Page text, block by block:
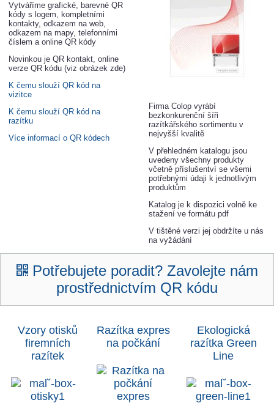
Firma Colop vyrábí
bezkonkurenční šíři
razítkářského sortimentu v
nejvyšší kvalitě
V přehledném katalogu jsou
uvedeny všechny produkty
včetně příslušentví se všemi
potřebnými údaji k jednotlivým
produktům
Katalog je k dispozici volně ke
stažení ve formátu pdf
V tištěné verzi jej obdržíte u nás
na vyžádání
Vytváříme grafické, barevné QR
kódy s logem, kompletními
kontakty, odkazem na web,
odkazem na mapy, telefonními
číslem a online QR kódy
Novinkou je QR kontakt, online
verze QR kódu (viz obrázek zde)
K čemu slouží QR kód na
vizitce
K čemu slouží QR kód na
razítku
Více informací o QR kódech
Potřebujete poradit? Zavolejte nám
prostřednictvím QR kódu
Vzory otisků
firemních
razítek
Razítka expres
na počkání
Ekologická
razítka Green
Line